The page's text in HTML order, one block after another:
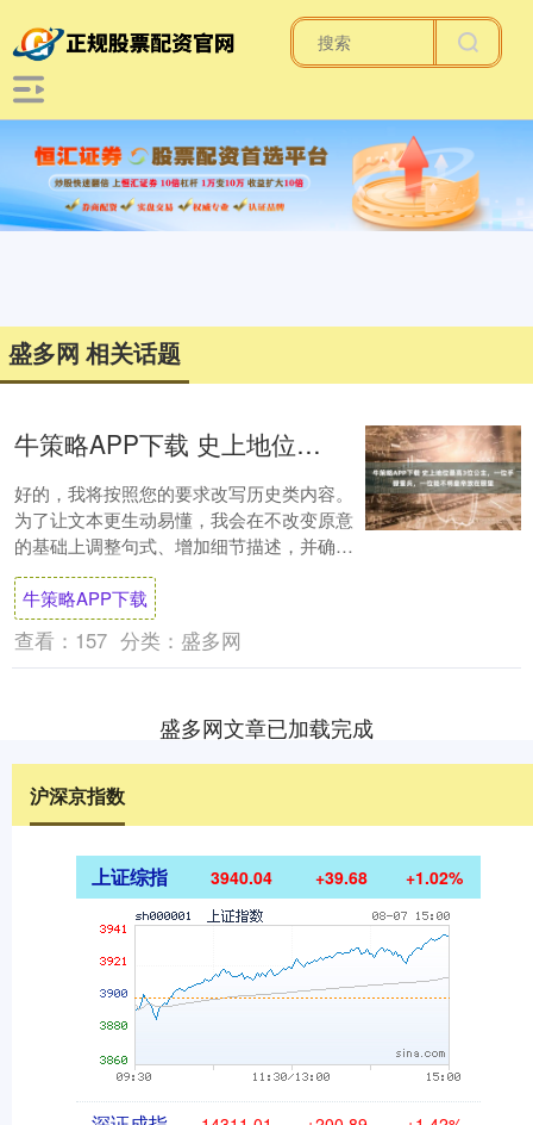
盛多网 相关话题
牛策略APP下载 史上地位最高3位公主，一位手握重兵，一位能不将皇帝放在眼里
好的，我将按照您的要求改写历史类内容。
为了让文本更生动易懂，我会在不改变原意
的基础上调整句式、增加细节描述，并确保
改写后的内容通过原创性检测。以下是一个
改写示例....
牛策略APP下载
查看： 157 分类： 盛多网
盛多网文章已加载完成
沪深京指数
上证综指 3940.04 +39.68 +1.02%